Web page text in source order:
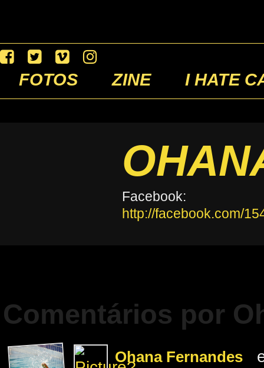
FOTOS ZINE I HATE
Facebook:
http://facebook.com/
Comentários por
Ohana Fernandes